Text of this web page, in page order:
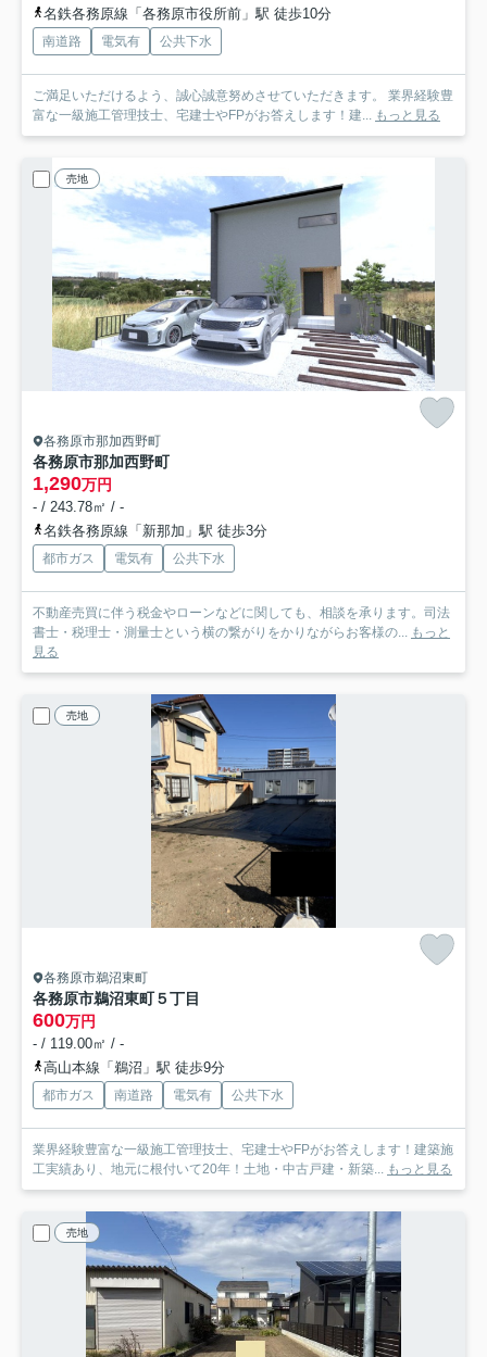
名鉄各務原線「各務原市役所前」駅 徒歩10分
南道路 電気有 公共下水
ご満足いただけるよう、誠心誠意努めさせていただきます。 業界経験豊
富な一級施工管理技士、宅建士やFPがお答えします！建... もっと見る
売地
各務原市那加西野町
各務原市那加西野町
1,290万円
- / 243.78㎡ / -
名鉄各務原線「新那加」駅 徒歩3分
都市ガス 電気有 公共下水
不動産売買に伴う税金やローンなどに関しても、相談を承ります。司法
書士・税理士・測量士という横の繋がりをかりながらお客様の... もっと
見る
売地
各務原市鵜沼東町
各務原市鵜沼東町５丁目
600万円
- / 119.00㎡ / -
高山本線「鵜沼」駅 徒歩9分
都市ガス 南道路 電気有 公共下水
業界経験豊富な一級施工管理技士、宅建士やFPがお答えします！建築施
工実績あり、地元に根付いて20年！土地・中古戸建・新築... もっと見る
売地